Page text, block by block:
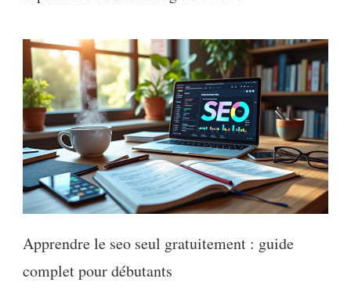
Apprendre le seo seul gratuitement : guide
complet pour débutants